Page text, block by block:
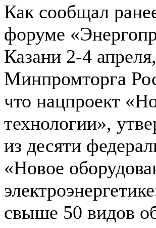
Как сообщал
форуме
Казани 2-4
Минпромторга
что нацпроект
технологии»,
из десяти
«Новое
свыше 50 видов